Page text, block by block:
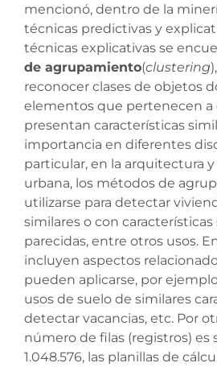
mencionó, dentro de la
técnicas predictivas y
técnicas explicativas se
de agrupamiento(clustering
reconocer clases de objetos
elementos que pertenecen a
presentan características
importancia en diferentes
particular, en la arquitectura
urbana, los métodos de
utilizarse para detectar
similares o con
parecidas, entre otros usos.
incluyen aspectos
pueden aplicarse, por
usos de suelo de similares
detectar vacancias, etc. Por
número de filas (registros) es
1.048.576, las planillas de